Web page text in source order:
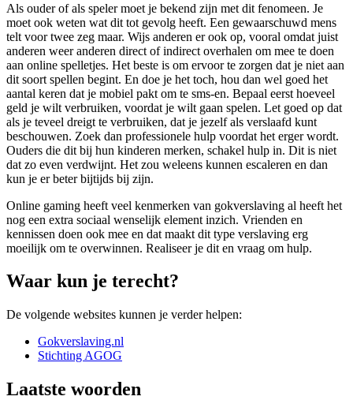
Als ouder of als speler moet je bekend zijn met dit fenomeen. Je
moet ook weten wat dit tot gevolg heeft. Een gewaarschuwd mens
telt voor twee zeg maar. Wijs anderen er ook op, vooral omdat juist
anderen weer anderen direct of indirect overhalen om mee te doen
aan online spelletjes. Het beste is om ervoor te zorgen dat je niet aan
dit soort spellen begint. En doe je het toch, hou dan wel goed het
aantal keren dat je mobiel pakt om te sms-en. Bepaal eerst hoeveel
geld je wilt verbruiken, voordat je wilt gaan spelen. Let goed op dat
als je teveel dreigt te verbruiken, dat je jezelf als verslaafd kunt
beschouwen. Zoek dan professionele hulp voordat het erger wordt.
Ouders die dit bij hun kinderen merken, schakel hulp in. Dit is niet
dat zo even verdwijnt. Het zou weleens kunnen escaleren en dan
kun je er beter bijtijds bij zijn.
Online gaming heeft veel kenmerken van gokverslaving al heeft het
nog een extra sociaal wenselijk element inzich. Vrienden en
kennissen doen ook mee en dat maakt dit type verslaving erg
moeilijk om te overwinnen. Realiseer je dit en vraag om hulp.
Waar kun je terecht?
De volgende websites kunnen je verder helpen:
Gokverslaving.nl
Stichting AGOG
Laatste woorden